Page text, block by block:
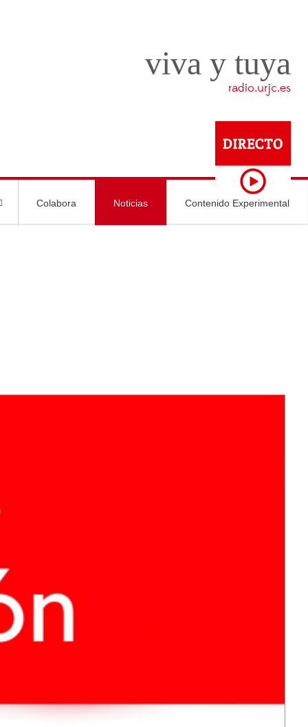
viva y tuya
radio.urjc.es
Colabora Noticias Contenido Experimental